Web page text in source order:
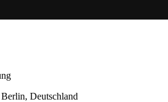
Deutschland